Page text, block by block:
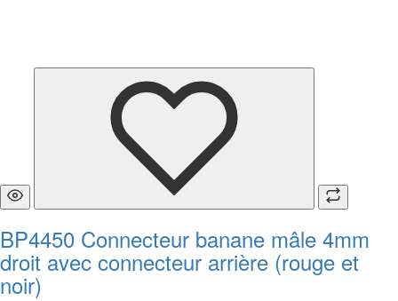
BP4450 Connecteur banane mâle 4mm
droit avec connecteur arrière (rouge et
noir)